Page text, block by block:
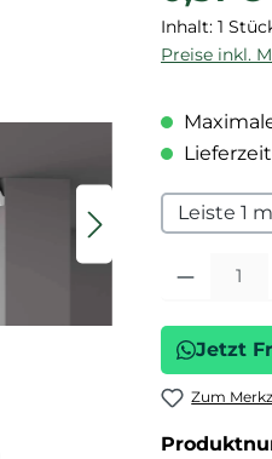
Inhalt: 1
Preise inkl.
Leiste 1 m
Produkt
Jetzt
Zum